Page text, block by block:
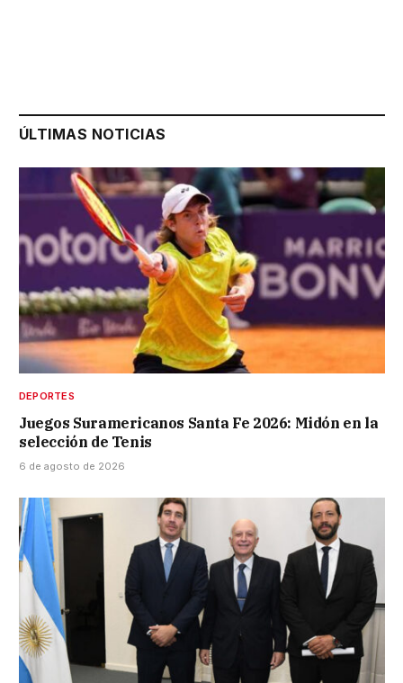
ÚLTIMAS NOTICIAS
DEPORTES
Juegos Suramericanos Santa Fe 2026: Midón en la
selección de Tenis
6 de agosto de 2026